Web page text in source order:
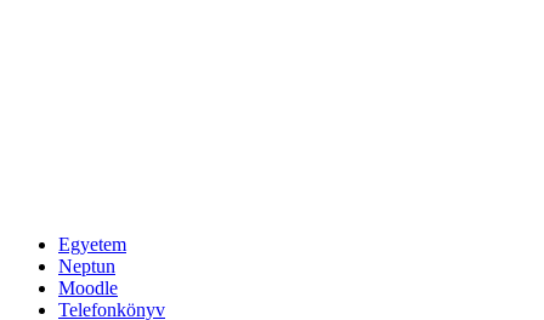
Egyetem
Neptun
Moodle
Telefonkönyv